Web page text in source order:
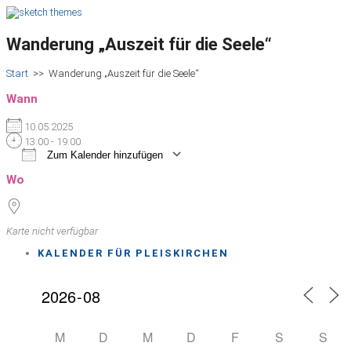
Wanderung „Auszeit für die Seele“
Start >> Wanderung „Auszeit für die Seele“
Wann
10.05.2025
13:00 - 19:00
Zum Kalender hinzufügen
Wo
Karte nicht verfügbar
KALENDER FÜR PLEISKIRCHEN
M D M D F S
S